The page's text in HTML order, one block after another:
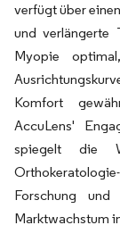
verfügt über
und verlängerte
Myopie
Komfort
AccuLens'
spiegelt die
Forschung
Marktwachstum